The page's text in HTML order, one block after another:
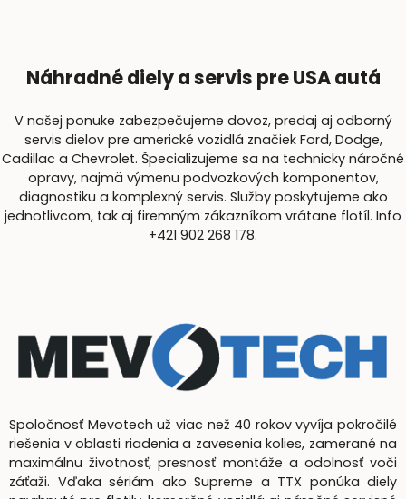
Náhradné diely a servis pre USA autá
V našej ponuke zabezpečujeme dovoz, predaj aj odborný
servis dielov pre americké vozidlá značiek Ford, Dodge,
Cadillac a Chevrolet. Špecializujeme sa na technicky náročné
opravy, najmä výmenu podvozkových komponentov,
diagnostiku a komplexný servis. Služby poskytujeme ako
jednotlivcom, tak aj firemným zákazníkom vrátane flotíl. Info
+421 902 268 178.
Spoločnosť Mevotech už viac než 40 rokov vyvíja pokročilé
riešenia v oblasti riadenia a zavesenia kolies, zamerané na
maximálnu životnosť, presnosť montáže a odolnosť voči
záťaži. Vďaka sériám ako Supreme a TTX ponúka diely